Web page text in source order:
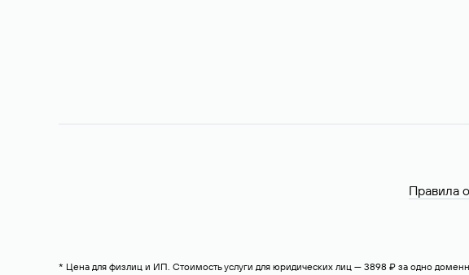
Правила
* Цена для физлиц и ИП. Стоимость услуги для юридических лиц — 3898 ₽ за одно